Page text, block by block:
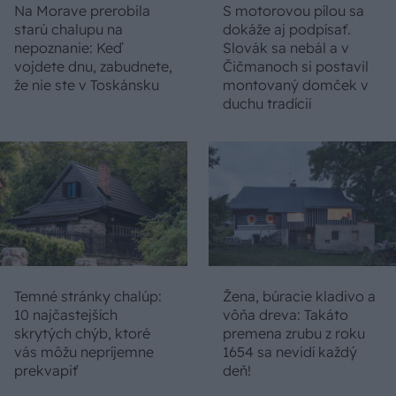
Na Morave prerobila
starú chalupu na
nepoznanie: Keď
vojdete dnu, zabudnete,
že nie ste v Toskánsku
S motorovou pílou sa
dokáže aj podpísať.
Slovák sa nebál a v
Čičmanoch si postavil
montovaný domček v
duchu tradícií
Temné stránky chalúp:
10 najčastejších
skrytých chýb, ktoré
vás môžu nepríjemne
prekvapiť
Žena, búracie kladivo a
vôňa dreva: Takáto
premena zrubu z roku
1654 sa nevidí každý
deň!